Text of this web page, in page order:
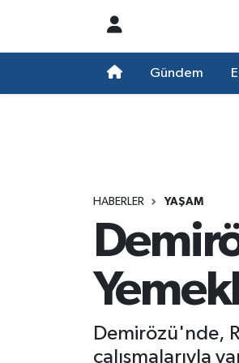
Gündem
HABERLER YAŞAM
Demirözü'nde,
çalışmalarıyla
Süper Lig Puan Durumu ve
Son Dakika Haberleri
Haber Arşivi